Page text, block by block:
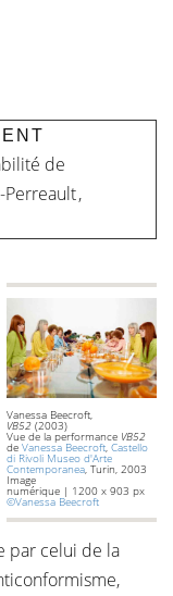
de
Perreault,
Vanessa Beecroft,
VB52 (2003)
Vue de la performance VB52
deVanessa Beecroft,Castello
di Rivoli Museo d'Arte
Contemporanea, Turin, 2003
Image
numérique | 1200 x 903 px
©Vanessa Beecroft
par celui de la